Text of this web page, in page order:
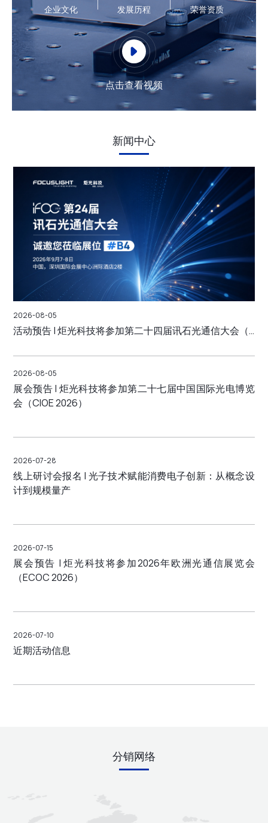
企业文化 发展历程 荣誉资质
点击查看视频
新闻中心
2026-08-05
活动预告 | 炬光科技将参加第二十四届讯石光通信大会（IFOC 2026）
2026-08-05
展会预告 | 炬光科技将参加第二十七届中国国际光电博览
会（CIOE 2026）
2026-07-28
线上研讨会报名 | 光子技术赋能消费电子创新：从概念设
计到规模量产
2026-07-15
展会预告 | 炬光科技将参加2026年欧洲光通信展览会
（ECOC 2026）
2026-07-10
近期活动信息
分销网络